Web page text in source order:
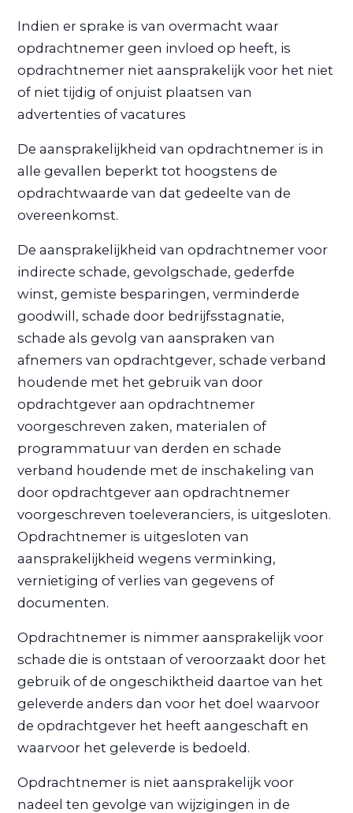
Indien er sprake is van overmacht waar
opdrachtnemer geen invloed op heeft, is
opdrachtnemer niet aansprakelijk voor het niet
of niet tijdig of onjuist plaatsen van
advertenties of vacatures
De aansprakelijkheid van opdrachtnemer is in
alle gevallen beperkt tot hoogstens de
opdrachtwaarde van dat gedeelte van de
overeenkomst.
De aansprakelijkheid van opdrachtnemer voor
indirecte schade, gevolgschade, gederfde
winst, gemiste besparingen, verminderde
goodwill, schade door bedrijfsstagnatie,
schade als gevolg van aanspraken van
afnemers van opdrachtgever, schade verband
houdende met het gebruik van door
opdrachtgever aan opdrachtnemer
voorgeschreven zaken, materialen of
programmatuur van derden en schade
verband houdende met de inschakeling van
door opdrachtgever aan opdrachtnemer
voorgeschreven toeleveranciers, is uitgesloten.
Opdrachtnemer is uitgesloten van
aansprakelijkheid wegens verminking,
vernietiging of verlies van gegevens of
documenten.
Opdrachtnemer is nimmer aansprakelijk voor
schade die is ontstaan of veroorzaakt door het
gebruik of de ongeschiktheid daartoe van het
geleverde anders dan voor het doel waarvoor
de opdrachtgever het heeft aangeschaft en
waarvoor het geleverde is bedoeld.
Opdrachtnemer is niet aansprakelijk voor
nadeel ten gevolge van wijzigingen in de